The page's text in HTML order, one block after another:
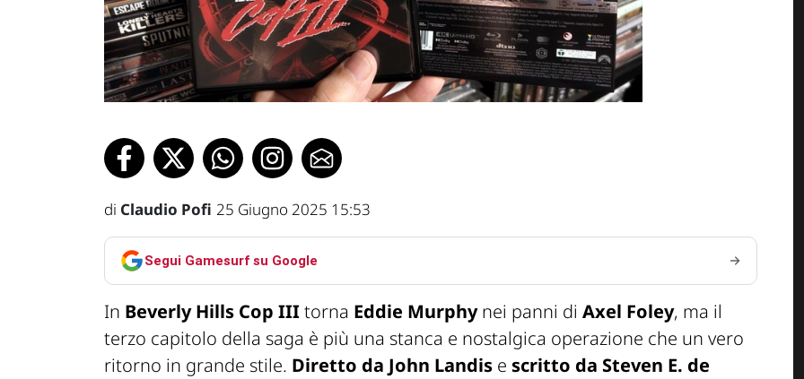
di Claudio Pofi 25 Giugno 2025 15:53
Segui Gamesurf su Google
In Beverly Hills Cop IIItorna Eddie Murphynei panni di Axel Foley, ma il
terzo capitolo della saga è più una stanca e nostalgica operazione che un vero
ritorno in grande stile. Diretto da John Landis e scritto da Steven E. de